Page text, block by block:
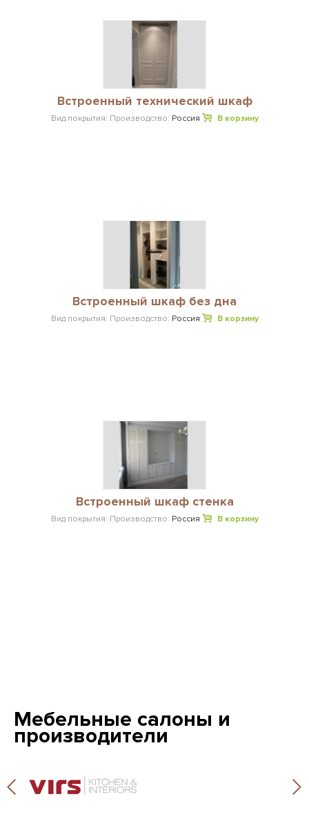
Встроенный технический шкаф
Вид покрытия: Производство: Россия В корзину
Встроенный шкаф без дна
Вид покрытия: Производство: Россия В корзину
Встроенный шкаф стенка
Вид покрытия: Производство: Россия В корзину
Мебельные салоны и
производители